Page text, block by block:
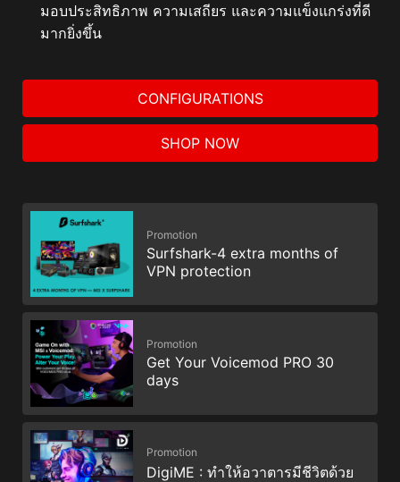
มอบประสิทธิภาพ ความเสถียร และความแข็งแกร่งที่ดี
มากยิ่งขึ้น
CONFIGURATIONS
SHOP NOW
Promotion
Surfshark-4 extra months of
VPN protection
Promotion
Get Your Voicemod PRO 30
days
Promotion
DigiME : ทำให้อวาตารมีชีวิตด้วย